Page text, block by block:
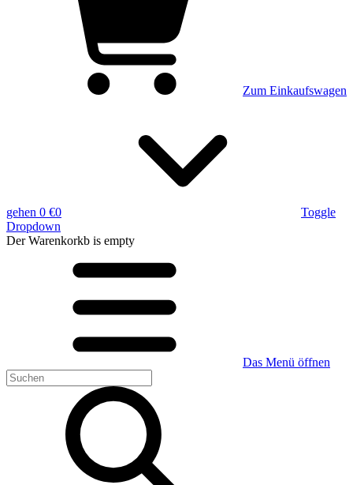
Zum Einkaufswagen
gehen 0 €0
Toggle
Dropdown
Der Warenkorkb is empty
Das Menü öffnen